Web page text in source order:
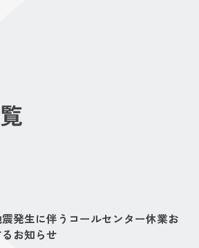
震発生に伴うコールセンター休業お
お知らせ